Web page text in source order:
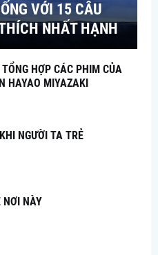
VỚI 15 CÂU
NHẤT HẠNH
HỢP CÁC PHIM CỦA
HAYAO MIYAZAKI
NGƯỜI TA TRẺ
NƠI NÀY